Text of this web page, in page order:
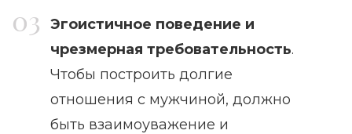
Эгоистичное поведение и
чрезмерная требовательность.
Чтобы построить долгие
отношения с мужчиной, должно
быть взаимоуважение и